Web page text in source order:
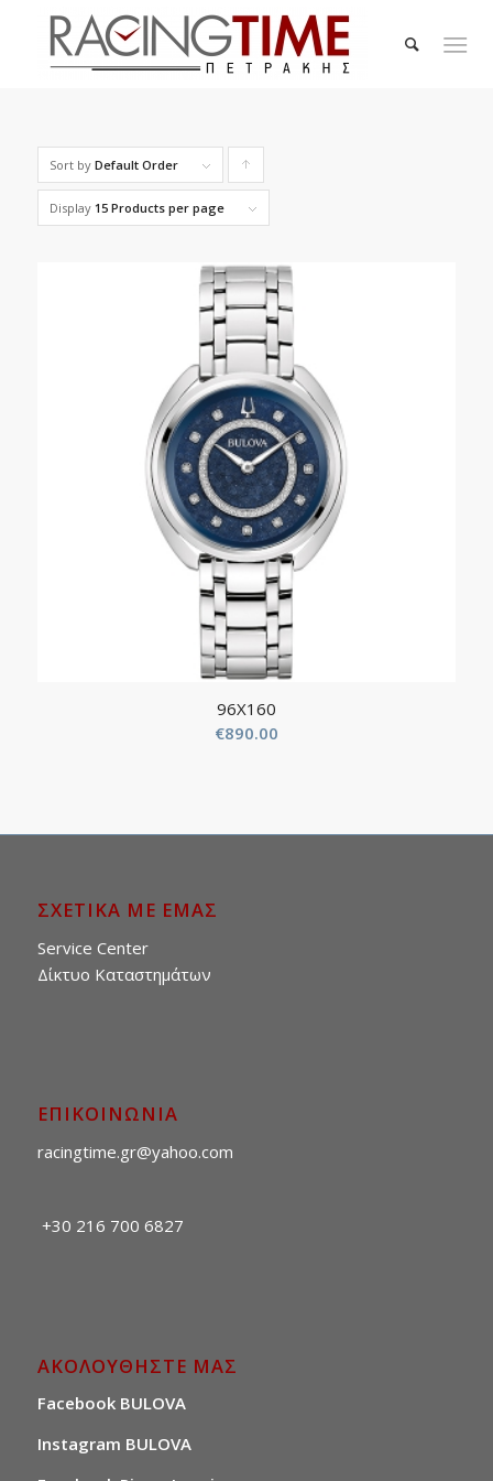
Sort by Default Order
products
ascending
Display 15 Products per page
96X160
€890.00
ΣΧΕΤΙΚΑ ΜΕ ΕΜΑΣ
Service Center
Δίκτυο Καταστημάτων
ΕΠΙΚΟΙΝΩΝΙΑ
racingtime.gr@yahoo.com
+30 216 700 6827
ΑΚΟΛΟΥΘΗΣΤΕ ΜΑΣ
Facebook BULOVA
Instagram BULOVA